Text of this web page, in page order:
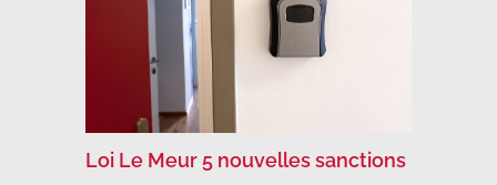
Loi Le Meur 5 nouvelles sanctions